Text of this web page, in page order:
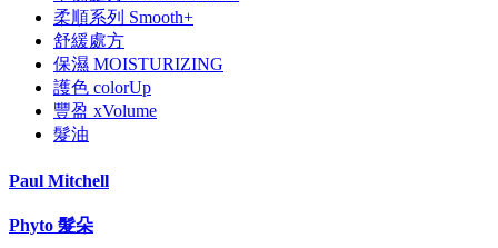
柔順系列 Smooth+
舒緩處方
保濕 MOISTURIZING
護色 colorUp
豐盈 xVolume
髮油
Paul Mitchell
Phyto 髮朵